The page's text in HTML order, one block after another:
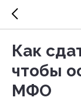
Как
чтобы
МФО